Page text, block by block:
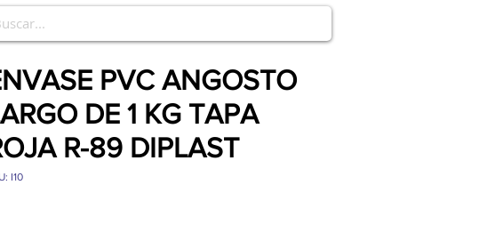
PVC ANGOSTO
DE 1 KG TAPA
R-89 DIPLAST
I10